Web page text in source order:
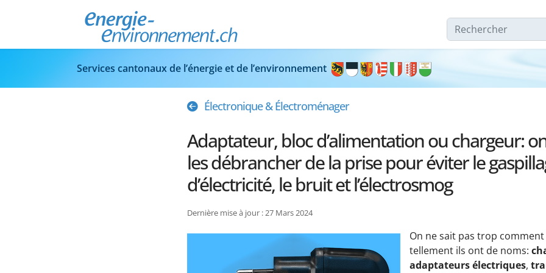
Rechercher
Services cantonaux de l’énergie et de l’environnement
Électronique & Électroménager
Adaptateur, bloc d’alimentation ou chargeur:
les débrancher de la prise pour éviter le
d’électricité, le bruit et l’électrosmog
Dernière mise à jour : 27 Mars 2024
On ne sait pas trop
tellement ils ont de noms:
adaptateurs électriques,